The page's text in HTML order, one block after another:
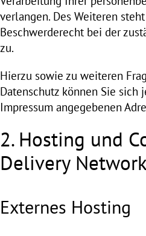
verlangen. Des Weiteren
Beschwerderecht bei der
zu.
Hierzu sowie zu weiteren
Datenschutz können Sie sich
Impressum angegebenen
2. Hosting und
Delivery
Externes Hosting